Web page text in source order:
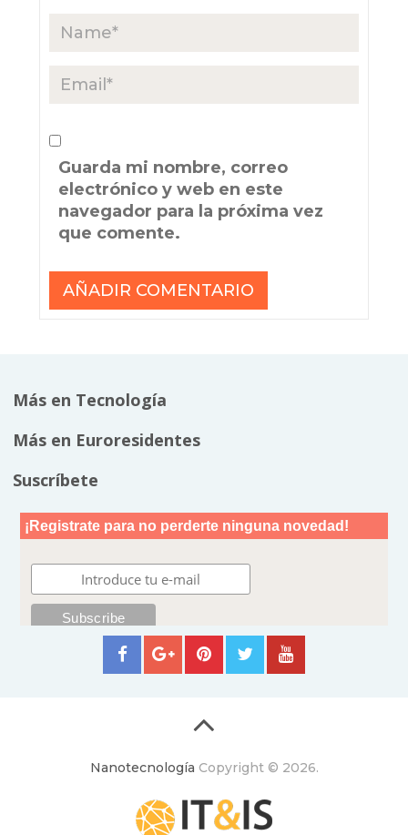
Guarda mi nombre, correo
electrónico y web en este
navegador para la próxima vez
que comente.
Más en Tecnología
Más en Euroresidentes
Suscríbete
Nanotecnología Copyright © 2026.